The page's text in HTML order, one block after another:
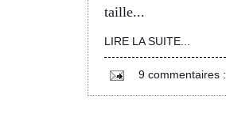
taille...
LIRE LA SUITE...
9 commentaires :